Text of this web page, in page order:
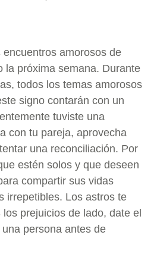
amorosos de
la próxima semana. Durante
todos los temas amorosos
signo contarán con un
tuviste una
con tu pareja, aprovecha
una reconciliación. Por
estén solos y que deseen
compartir sus vidas
irrepetibles. Los astros te
prejuicios de lado, date el
persona antes de